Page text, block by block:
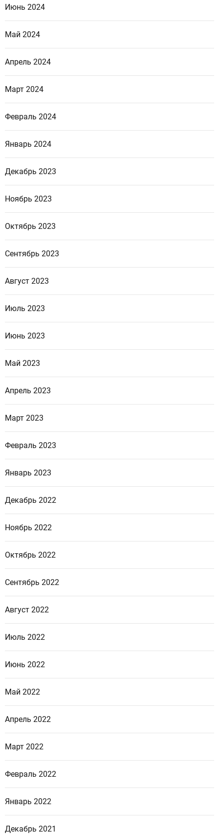
Июнь 2024
Май 2024
Апрель 2024
Март 2024
Февраль 2024
Январь 2024
Декабрь 2023
Ноябрь 2023
Октябрь 2023
Сентябрь 2023
Август 2023
Июль 2023
Июнь 2023
Май 2023
Апрель 2023
Март 2023
Февраль 2023
Январь 2023
Декабрь 2022
Ноябрь 2022
Октябрь 2022
Сентябрь 2022
Август 2022
Июль 2022
Июнь 2022
Май 2022
Апрель 2022
Март 2022
Февраль 2022
Январь 2022
Декабрь 2021